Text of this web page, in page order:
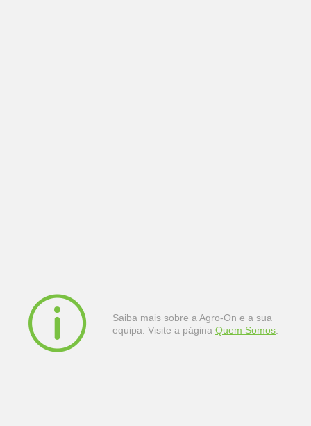
Saiba mais sobre a Agro-On e a sua
equipa. Visite a página Quem Somos